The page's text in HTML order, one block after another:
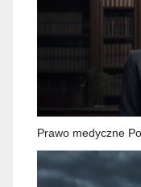
Prawo medyczne